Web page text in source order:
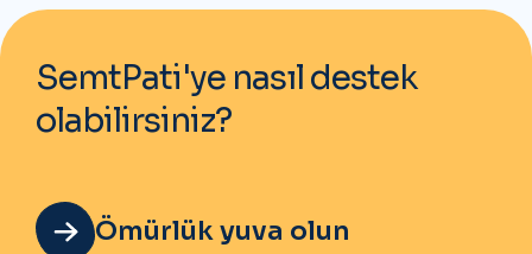
SemtPati'ye nasıl destek
olabilirsiniz?
Ömürlük yuva olun